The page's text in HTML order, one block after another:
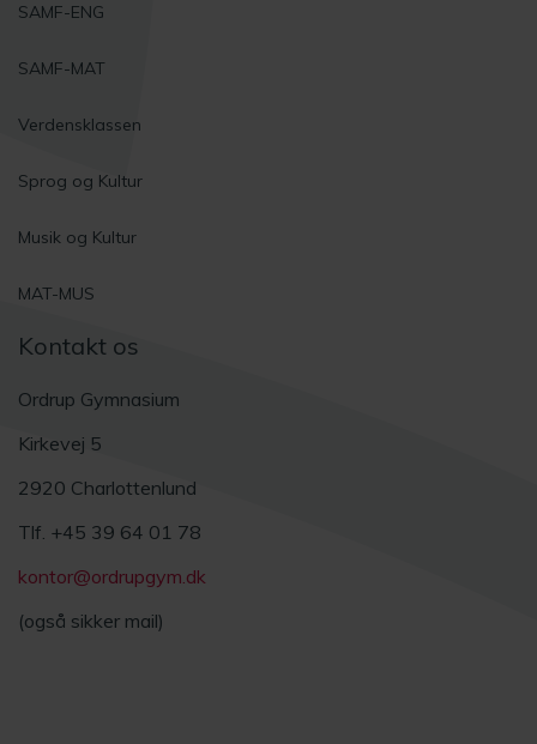
SAMF-ENG
SAMF-MAT
Verdensklassen
Sprog og Kultur
Musik og Kultur
MAT-MUS
Kontakt os
Ordrup Gymnasium
Kirkevej 5
2920 Charlottenlund
Tlf. +45 39 64 01 78
kontor@ordrupgym.dk
(også sikker mail)